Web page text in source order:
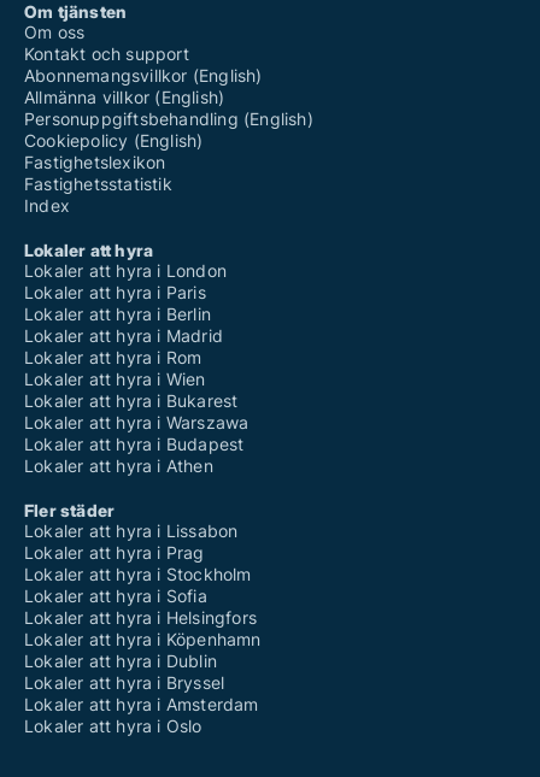
Om tjänsten
Om oss
Kontakt och support
Abonnemangsvillkor (English)
Allmänna villkor (English)
Personuppgiftsbehandling (English)
Cookiepolicy (English)
Fastighetslexikon
Fastighetsstatistik
Index
Lokaler att hyra
Lokaler att hyra i London
Lokaler att hyra i Paris
Lokaler att hyra i Berlin
Lokaler att hyra i Madrid
Lokaler att hyra i Rom
Lokaler att hyra i Wien
Lokaler att hyra i Bukarest
Lokaler att hyra i Warszawa
Lokaler att hyra i Budapest
Lokaler att hyra i Athen
Fler städer
Lokaler att hyra i Lissabon
Lokaler att hyra i Prag
Lokaler att hyra i Stockholm
Lokaler att hyra i Sofia
Lokaler att hyra i Helsingfors
Lokaler att hyra i Köpenhamn
Lokaler att hyra i Dublin
Lokaler att hyra i Bryssel
Lokaler att hyra i Amsterdam
Lokaler att hyra i Oslo